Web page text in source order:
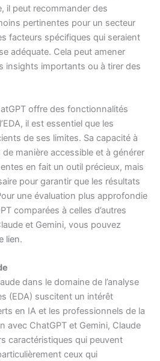
il peut recommander des
pertinentes pour un secteur
facteurs spécifiques qui seraient
adéquate. Cela peut amener
insights importants ou à tirer des
offre des fonctionnalités
il est essentiel que les
de ses limites. Sa capacité à
manière accessible et à générer
en fait un outil précieux, mais
pour garantir que les résultats
une évaluation plus approfondie
comparées à celles d’autres
et Gemini, vous pouvez
lien.
dans le domaine de l’analyse
(EDA) suscitent un intérêt
en IA et les professionnels de la
avec ChatGPT et Gemini, Claude
caractéristiques qui peuvent
ceux qui